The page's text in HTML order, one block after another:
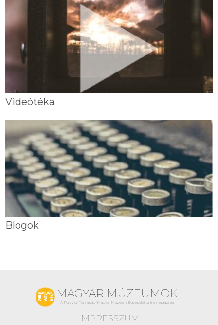
Videótéka
Blogok
MAGYAR MÚZEUMOK
A Pulszky Társaság-Magyar Múzeumi Egyesület online magazinja
IMPRESSZUM